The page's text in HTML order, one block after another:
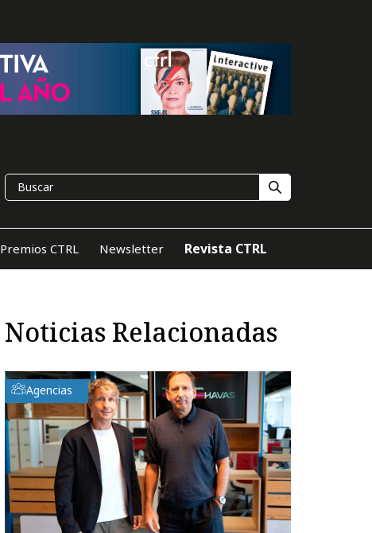
Premios CTRL Newsletter Revista CTRL
Noticias Relacionadas
Agencias